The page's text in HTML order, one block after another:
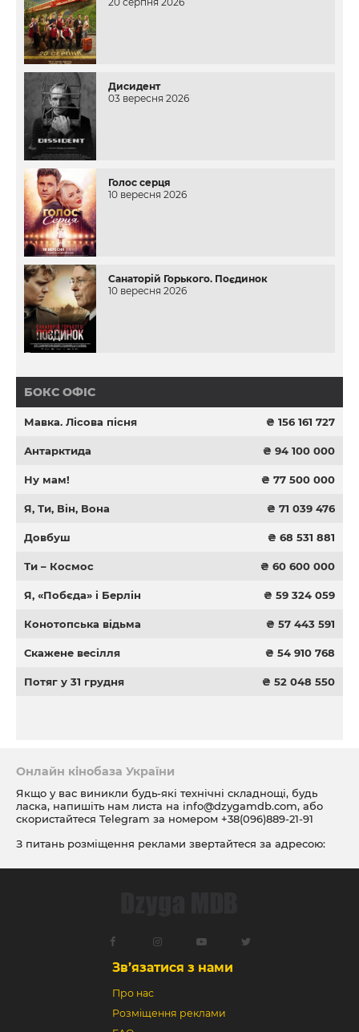
Дисидент
03 вересня 2026
Голос серця
10 вересня 2026
Санаторій Горького. Поєдинок
10 вересня 2026
БОКС ОФІС
Мавка. Лісова пісня ₴ 156 161 727
Антарктида ₴ 94 100 000
Ну мам! ₴ 77 500 000
Я, Ти, Він, Вона ₴ 71 039 476
Довбуш ₴ 68 531 881
Ти – Космос ₴ 60 600 000
Я, «Побєда» і Берлін ₴ 59 324 059
Конотопська відьма ₴ 57 443 591
Скажене весілля ₴ 54 910 768
Потяг у 31 грудня ₴ 52 048 550
Онлайн кінобаза України
Якщо у вас виникли будь-які технічні складнощі, будь
ласка, напишіть нам листа на info@dzygamdb.com, або
скористайтеся Telegram за номером +38(096)889-21-91
З питань розміщення реклами звертайтеся за адресою:
посиланням
Зв’язатися з нами
Про нас
Розміщення реклами